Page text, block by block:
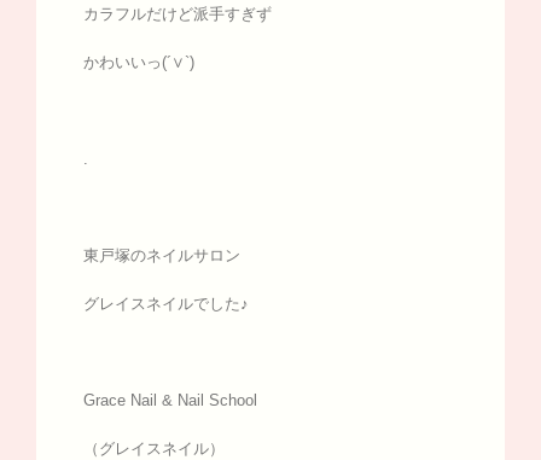
カラフルだけど派手すぎず
かわいいっ(´∨`)
.
東戸塚のネイルサロン
グレイスネイルでした♪
Grace Nail & Nail School
（グレイスネイル）